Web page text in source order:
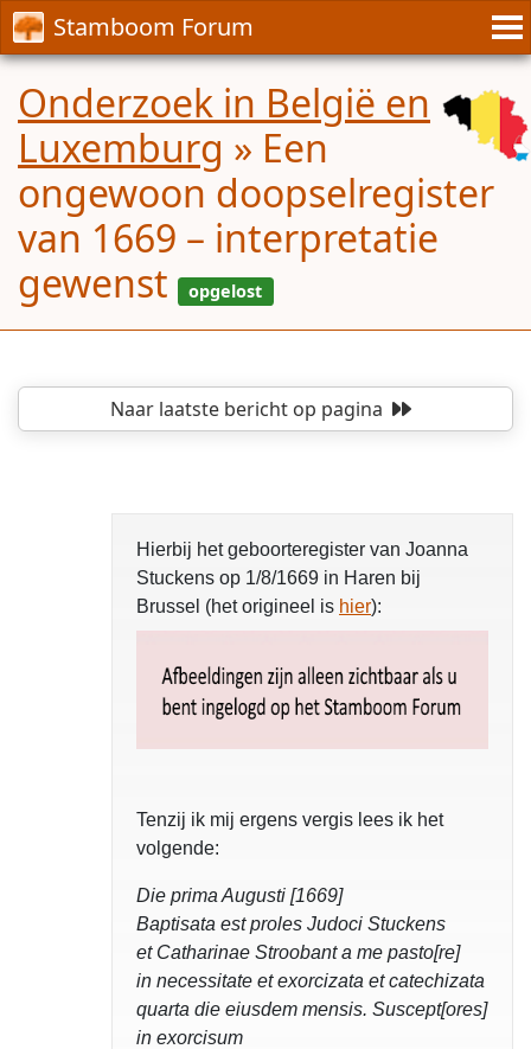
Stamboom Forum
Onderzoek in België en
Luxemburg » Een
ongewoon doopselregister
van 1669 – interpretatie
gewenst
Naar laatste berichtop pagina
Hierbij het geboorteregister van Joanna
Stuckens op 1/8/1669 in Haren bij
Brussel (het origineel is hier):
Tenzij ik mij ergens vergis lees ik het
volgende:
Die prima Augusti [1669]
Baptisata est proles Judoci Stuckens
et Catharinae Stroobant a me pasto[re]
in necessitate et exorcizata et catechizata
quarta die eiusdem mensis. Suscept[ores]
in exorcisum